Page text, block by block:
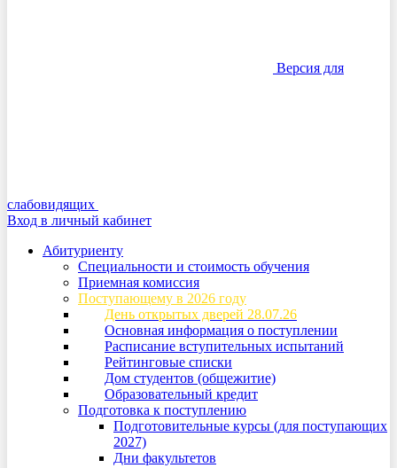
Версия для
слабовидящих
Вход в личный кабинет
Абитуриенту
Специальности и стоимость обучения
Приемная комиссия
Поступающему в 2026 году
День открытых дверей 28.07.26
Основная информация о поступлении
Расписание вступительных испытаний
Рейтинговые списки
Дом студентов (общежитие)
Образовательный кредит
Подготовка к поступлению
Подготовительные курсы (для поступающих
2027)
Дни факультетов